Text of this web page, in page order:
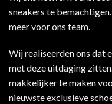
sneakers te
meer voor ons team.
Wij realiseerden ons dat
met deze uitdaging
makkelijker te maken
nieuwste exclusieve